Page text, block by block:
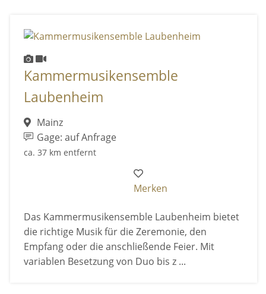
Kammermusikensemble
Laubenheim
Mainz
Gage: auf Anfrage
ca. 37 km entfernt
Merken
Das Kammermusikensemble Laubenheim bietet
die richtige Musik für die Zeremonie, den
Empfang oder die anschließende Feier. Mit
variablen Besetzung von Duo bis z ...